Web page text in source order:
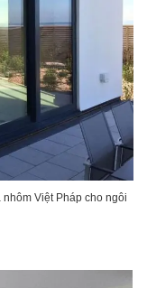
Việt Pháp cho ngôi